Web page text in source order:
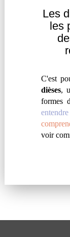
Les
les
C'est
dièses,
formes
entendre
voir
UNE
Léo
prétendent,
d'anodin.
utilisé, il